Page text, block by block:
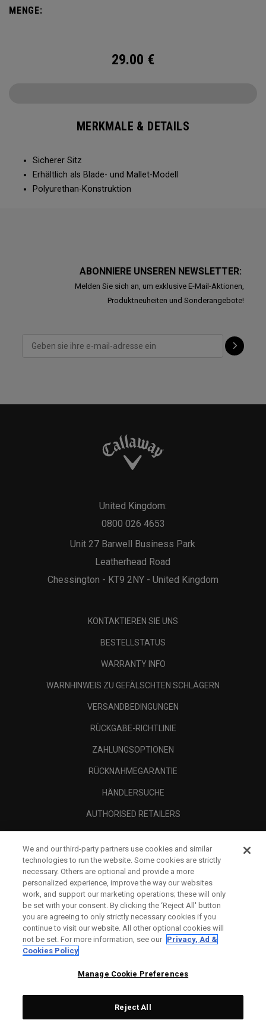
MENGE:
29.00 €
MERKMALE & DETAILS
Sicherer Sitz
Erhältlich als Blade- und Mallet-Modell
Polyurethan-Konstruktion
ABONNIERE UNSEREN NEWSLETTER:
Melden Sie sich an, um exklusive E-Mail-Aktionen,
Produktneuheiten und Sonderangebote!
Unit 27 Barwell Business Park
Leatherhead Road
Chessington - KT9 2NY - United Kingdom
United Kingdom:
0800 026 4653
KONTAKTIEREN SIE UNS
BESTELLSTATUS
WARRANTY INFO
WARNHINWEIS ZU GEFÄLSCHTEN SCHLÄGERN
VERSANDBEDINGUNGEN
RÜCKGABE-RICHTLINIE
ZAHLUNGSOPTIONEN
RÜCKNAHMEGARANTIE
HÄNDLERSUCHE
AUTHORISED RETAILERS
UNTERNEHMENSPROFIL
RECHTLICHES-
We and our third-party partners use cookies and similar
technologies to run the website. Some cookies are strictly
necessary. Others are optional and provide a more
personalized experience, improve the way our websites
work, and support our marketing operations; these will only
be set with your consent. By clicking the ‘Reject All' button
you are agreeing to only strictly necessary cookies if you
continue to visit our website. All other optional cookies will
not be set. For more information, see our Privacy, Ad &
Cookies Policy
Manage Cookie Preferences
Reject All